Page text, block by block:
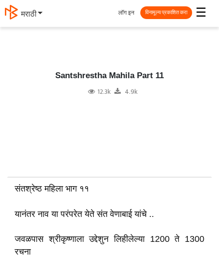
मराठी ☰
लॉग इन विनामूल्य प्रकाशित करा
Santshrestha Mahila Part 11
12.3k 4.9k
संतश्रेष्ठ महिला भाग ११
यानंतर नाव या परंपरेत येते संत वेणाबाई यांचे ..
जवळपास श्रीकृष्णाला उद्देशुन लिहीलेल्या 1200 ते 1300
रचना